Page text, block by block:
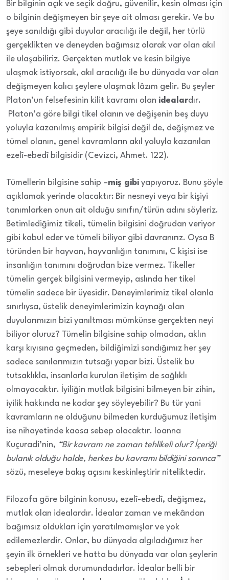
Bir bilginin açık ve seçik doğru, güvenilir, kesin olması için
o bilginin değişmeyen bir şeye ait olması gerekir. Ve bu
şeye sanıldığı gibi duyular aracılığı ile değil, her türlü
gerçeklikten ve deneyden bağımsız olarak var olan akıl
ile ulaşabiliriz. Gerçekten mutlak ve kesin bilgiye
ulaşmak istiyorsak, akıl aracılığı ile bu dünyada var olan
değişmeyen kalıcı şeylere ulaşmak lâzım gelir. Bu şeyler
Platon’un felsefesinin kilit kavramı olan idealardır.
Platon’a göre bilgi tikel olanın ve değişenin beş duyu
yoluyla kazanılmış empirik bilgisi değil de, değişmez ve
tümel olanın, genel kavramların akıl yoluyla kazanılan
ezelî-ebedî bilgisidir (Cevizci, Ahmet. 122).
Tümellerin bilgisine sahip –miş gibi yapıyoruz. Bunu şöyle
açıklamak yerinde olacaktır: Bir nesneyi veya bir kişiyi
tanımlarken onun ait olduğu sınıfın/türün adını söyleriz.
Betimlediğimiz tikeli, tümelin bilgisini doğrudan veriyor
gibi kabul eder ve tümeli biliyor gibi davranırız. Oysa B
türünden bir hayvan, hayvanlığın tanımını, C kişisi ise
insanlığın tanımını doğrudan bize vermez. Tikeller
tümelin gerçek bilgisini vermeyip, aslında her tikel
tümelin sadece bir üyesidir. Deneyimlerimiz tikel olanla
sınırlıysa, üstelik deneyimlerimizin kaynağı olan
duyularımızın bizi yanıltması mümkünse gerçekten neyi
biliyor oluruz? Tümelin bilgisine sahip olmadan, aklın
karşı kıyısına geçmeden, bildiğimizi sandığımız her şey
sadece sanılarımızın tutsağı yapar bizi. Üstelik bu
tutsaklıkla, insanlarla kurulan iletişim de sağlıklı
olmayacaktır. İyiliğin mutlak bilgisini bilmeyen bir zihin,
iyilik hakkında ne kadar şey söyleyebilir? Bu tür yani
kavramların ne olduğunu bilmeden kurduğumuz iletişim
ise nihayetinde kaosa sebep olacaktır. Ioanna
Kuçuradi’nin, “Bir kavram ne zaman tehlikeli olur? İçeriği
bulanık olduğu halde, herkes bu kavramı bildiğini sanınca”
sözü, meseleye bakış açısını keskinleştirir niteliktedir.
Filozofa göre bilginin konusu, ezelî-ebedî, değişmez,
mutlak olan idealardır. İdealar zaman ve mekândan
bağımsız oldukları için yaratılmamışlar ve yok
edilemezlerdir. Onlar, bu dünyada algıladığımız her
şeyin ilk örnekleri ve hatta bu dünyada var olan şeylerin
sebepleri olmak durumundadırlar. İdealar belli bir